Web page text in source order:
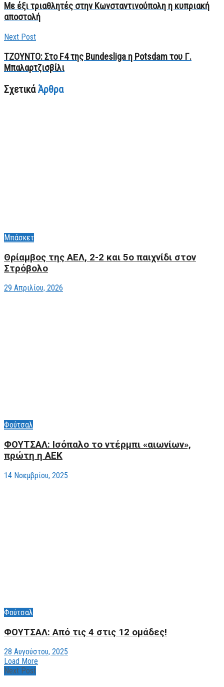
Με έξι τριαθλητές στην Κωνσταντινούπολη η κυπριακή
αποστολή
Next Post
TZOYNTO: Στο F4 της Bundesliga η Potsdam του Γ.
Μπαλαρτζισβίλι
ΣχετικάΆρθρα
Μπάσκετ
Θρίαμβος της ΑΕΛ, 2-2 και 5ο παιχνίδι στον
Στρόβολο
29 Απριλίου, 2026
Φούτσαλ
ΦΟΥΤΣΑΛ: Ισόπαλο το ντέρμπι «αιωνίων»,
πρώτη η ΑΕΚ
14 Νοεμβρίου, 2025
Φούτσαλ
ΦΟΥΤΣΑΛ: Από τις 4 στις 12 ομάδες!
28 Αυγούστου, 2025
Load More
Next Post